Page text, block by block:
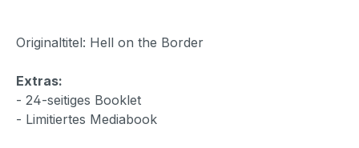
Originaltitel: Hell on the Border
Extras:
- 24-seitiges Booklet
- Limitiertes Mediabook